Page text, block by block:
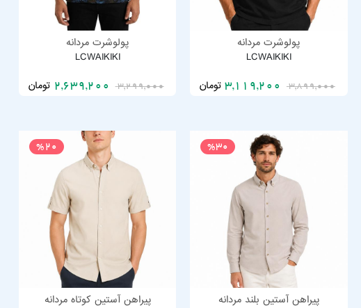
پولوشرت مردانه
LCWAIKIKI
3,899,000 تومان
پولوشرت مردانه
LCWAIKIKI
3,299,000
2,639,200 تومان
%30
پیراهن آستین بلند مردانه
%20
پیراهن آستین کوتاه مردانه